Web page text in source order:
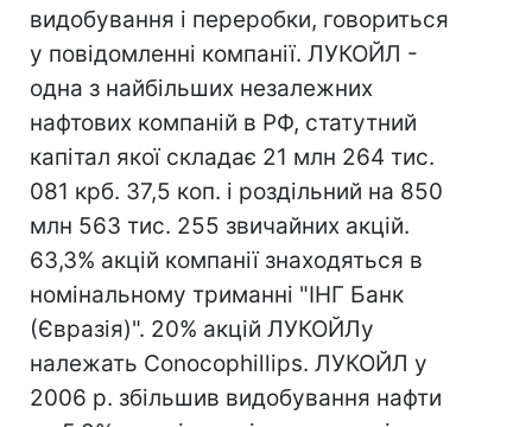
видобування і переробки, говориться
у повідомленні компанії. ЛУКОЙЛ -
одна з найбільших незалежних
нафтових компаній в РФ, статутний
капітал якої складає 21 млн 264 тис.
081 крб. 37,5 коп. і роздільний на 850
млн 563 тис. 255 звичайних акцій.
63,3% акцій компанії знаходяться в
номінальному триманні "ІНГ Банк
(Євразія)". 20% акцій ЛУКОЙЛу
належать Conocophillips. ЛУКОЙЛ у
2006 р. збільшив видобування нафти